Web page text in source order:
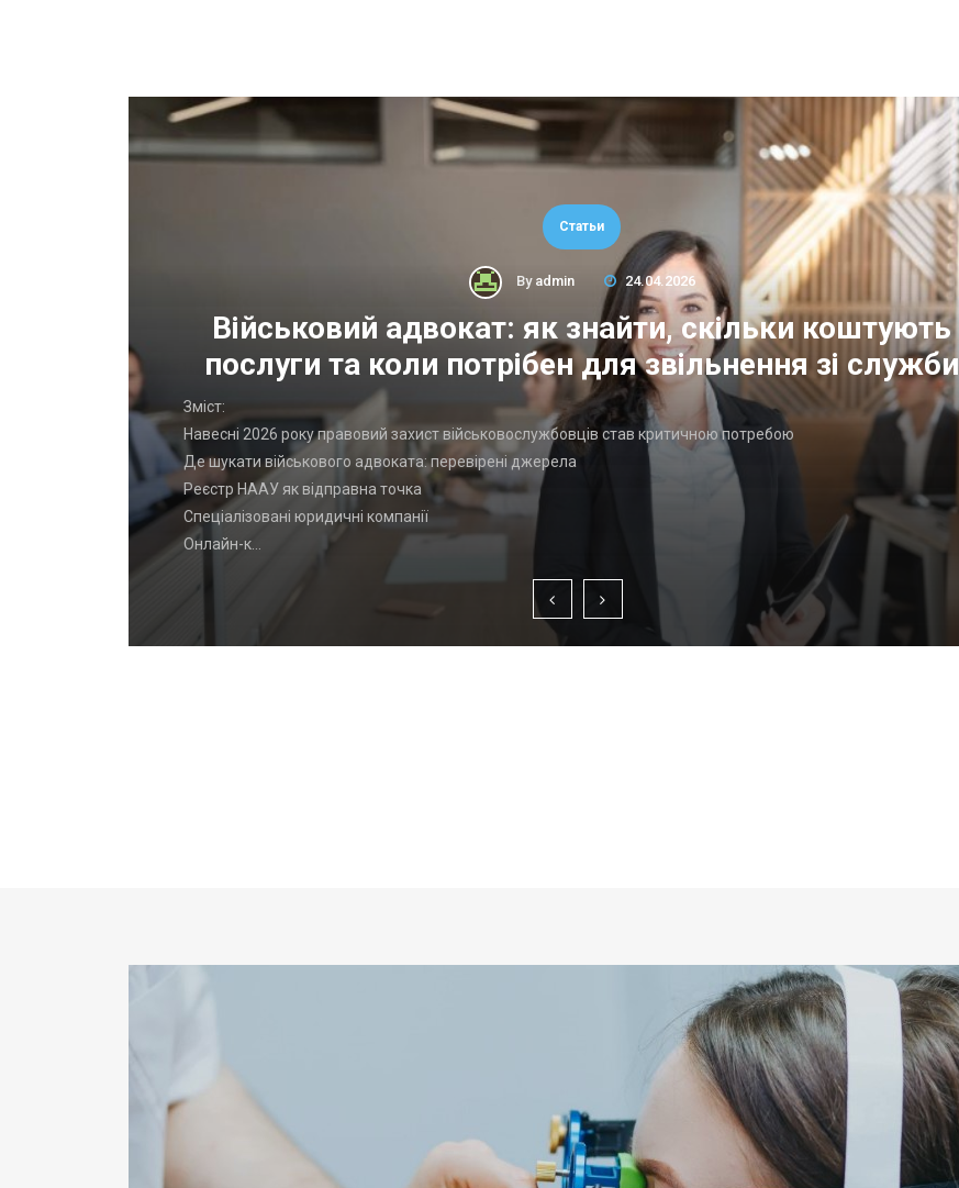
Статьи
By admin 24.04.2026
Військовий адвокат: як знайти, скільки коштують
послуги та коли потрібен для звільнення зі служби
Зміст:
Навесні 2026 року правовий захист військовослужбовців став критичною потребою
Де шукати військового адвоката: перевірені джерела
Реєстр НААУ як відправна точка
Спеціалізовані юридичні компанії
Онлайн-к…